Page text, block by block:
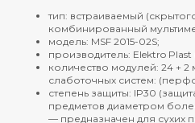
тип: встраиваемый
комбинированный
модель: MSF 2015-02S;
производитель: Elektro
количество модулей: 24 +
слаботочных систем:
степень защиты: IP30
предметов диаметром
— предназначен для сухих